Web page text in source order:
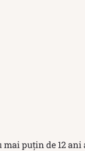
mai puțin de 12 ani